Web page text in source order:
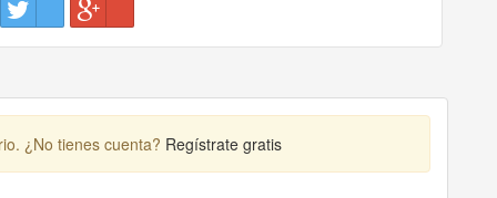
¿No tienes cuenta? Regístrate gratis